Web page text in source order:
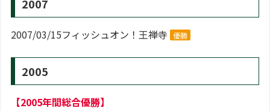
2007
2007/03/15フィッシュオン！王禅寺 優勝
2005
【2005年間総合優勝】